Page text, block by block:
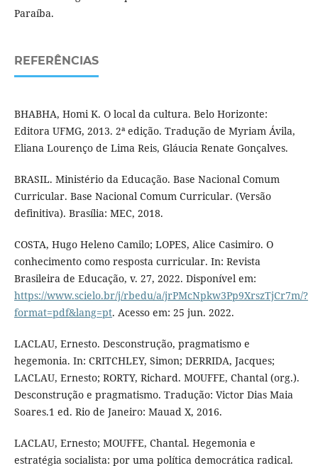
Paraíba.
REFERÊNCIAS
BHABHA, Homi K. O local da cultura. Belo Horizonte:
Editora UFMG, 2013. 2ª edição. Tradução de Myriam Ávila,
Eliana Lourenço de Lima Reis, Gláucia Renate Gonçalves.
BRASIL. Ministério da Educação. Base Nacional Comum
Curricular. Base Nacional Comum Curricular. (Versão
definitiva). Brasília: MEC, 2018.
COSTA, Hugo Heleno Camilo; LOPES, Alice Casimiro. O
conhecimento como resposta curricular. In: Revista
Brasileira de Educação, v. 27, 2022. Disponível em:
https://www.scielo.br/j/rbedu/a/jrPMcNpkw3Pp9XrszTjCr7m/?
format=pdf&lang=pt. Acesso em: 25 jun. 2022.
LACLAU, Ernesto. Desconstrução, pragmatismo e
hegemonia. In: CRITCHLEY, Simon; DERRIDA, Jacques;
LACLAU, Ernesto; RORTY, Richard. MOUFFE, Chantal (org.).
Desconstrução e pragmatismo. Tradução: Victor Dias Maia
Soares.1 ed. Rio de Janeiro: Mauad X, 2016.
LACLAU, Ernesto; MOUFFE, Chantal. Hegemonia e
estratégia socialista: por uma política democrática radical.